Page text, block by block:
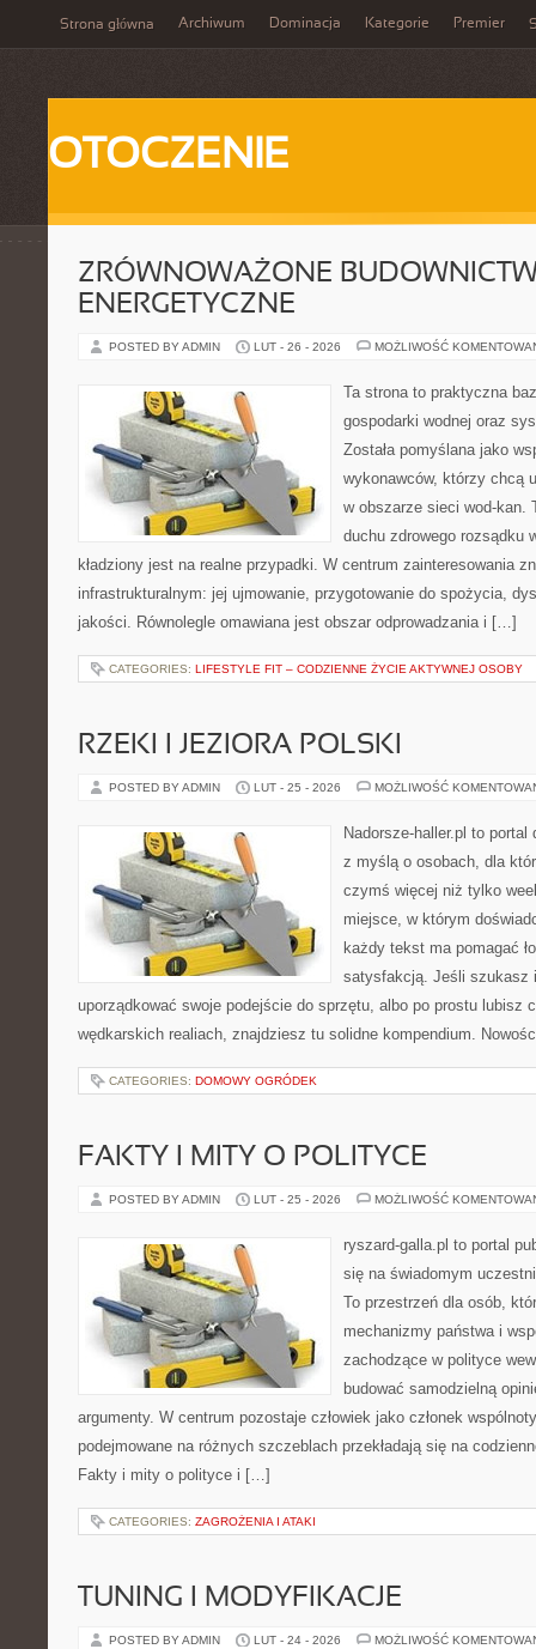
Strona główna Archiwum Dominacja Kategorie Premier
OTOCZENIE
ZRÓWNOWAŻONE
ENERGETYCZNE
POSTED BY ADMIN LUT - 26 - 2026 MOŻLIWOŚĆ
Ta strona to praktyczna
gospodarki wodnej oraz
Została pomyślana jako
wykonawców, którzy chcą
w obszarze sieci wod-kan.
duchu zdrowego rozsądku
kładziony jest na realne przypadki. W centrum zainteresowania
infrastrukturalnym: jej ujmowanie, przygotowanie do spożycia,
jakości. Równolegle omawiana jest obszar odprowadzania i […]
CATEGORIES: LIFESTYLE FIT – CODZIENNE ŻYCIE AKTYWNEJ OSOBY
RZEKI I JEZIORA POLSKI
POSTED BY ADMIN LUT - 25 - 2026 MOŻLIWOŚĆ
Nadorsze-haller.pl to portal
z myślą o osobach, dla
czymś więcej niż tylko
miejsce, w którym
każdy tekst ma pomagać
satysfakcją. Jeśli szukasz
uporządkować swoje podejście do sprzętu, albo po prostu lubisz
wędkarskich realiach, znajdziesz tu solidne kompendium.
CATEGORIES: DOMOWY OGRÓDEK
FAKTY I MITY O POLITYCE
POSTED BY ADMIN LUT - 25 - 2026 MOŻLIWOŚĆ
ryszard-galla.pl to portal
się na świadomym
To przestrzeń dla osób,
mechanizmy państwa i
zachodzące w polityce
budować samodzielną
argumenty. W centrum pozostaje człowiek jako członek
podejmowane na różnych szczeblach przekładają się na
Fakty i mity o polityce i […]
CATEGORIES: ZAGROŻENIA I ATAKI
TUNING I MODYFIKACJE
POSTED BY ADMIN LUT - 24 - 2026 MOŻLIWOŚĆ